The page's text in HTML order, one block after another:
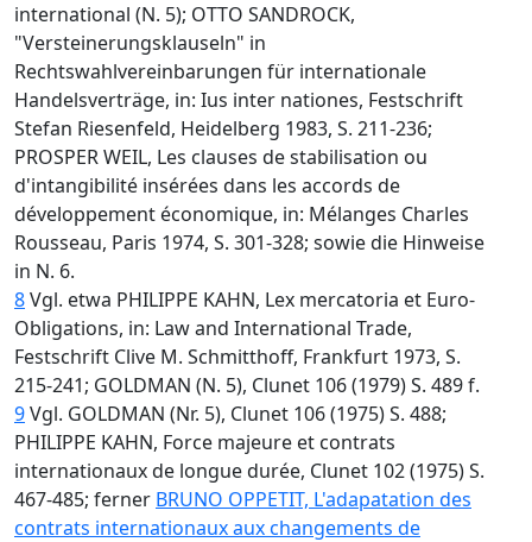
international (N. 5); OTTO SANDROCK,
"Versteinerungsklauseln" in
Rechtswahlvereinbarungen für internationale
Handelsverträge, in: Ius inter nationes, Festschrift
Stefan Riesenfeld, Heidelberg 1983, S. 211-236;
PROSPER WEIL, Les clauses de stabilisation ou
d'intangibilité insérées dans les accords de
développement économique, in: Mélanges Charles
Rousseau, Paris 1974, S. 301-328; sowie die Hinweise
in N. 6.
8Vgl. etwa PHILIPPE KAHN, Lex mercatoria et Euro-
Obligations, in: Law and International Trade,
Festschrift Clive M. Schmitthoff, Frankfurt 1973, S.
215-241; GOLDMAN (N. 5), Clunet 106 (1979) S. 489 f.
9Vgl. GOLDMAN (Nr. 5), Clunet 106 (1975) S. 488;
PHILIPPE KAHN, Force majeure et contrats
internationaux de longue durée, Clunet 102 (1975) S.
467-485; ferner BRUNO OPPETIT, L'adapatation des
contrats internationaux aux changements de